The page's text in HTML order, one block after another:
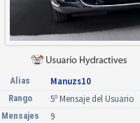
Alias Manuzs10
Rango 5º Mensaje del Usuario
Mensajes 9